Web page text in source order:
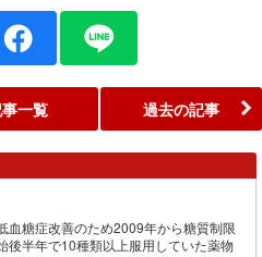
一覧 過去の記事
血糖症改善のため2009年から糖質制限
後半年で10種類以上服用していた薬物